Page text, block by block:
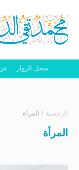
سجل الزوار
الرئيسية / المرأة
المرأة